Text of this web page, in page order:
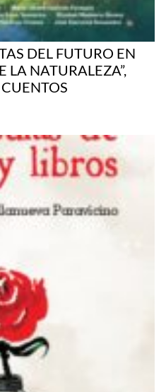
DEL FUTURO EN
LA NATURALEZA”,